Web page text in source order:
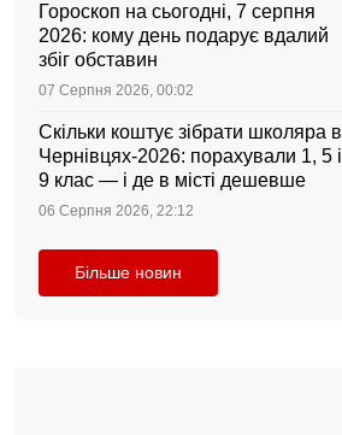
Гороскоп на сьогодні, 7 серпня
2026: кому день подарує вдалий
збіг обставин
07 Серпня 2026, 00:02
Скільки коштує зібрати школяра в
Чернівцях-2026: порахували 1, 5 і
9 клас — і де в місті дешевше
06 Серпня 2026, 22:12
Більше новин